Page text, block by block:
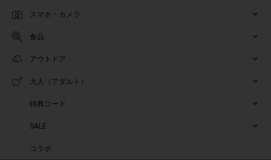
スマホ・カメラ
食品
アウトドア
大人（アダルト）
特典コード
SALE
コラボ